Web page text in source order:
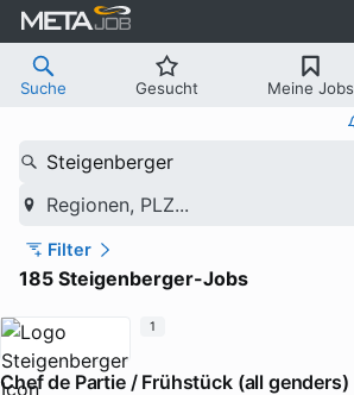
Suche Gesucht Meine Jobs
Steigenberger
Regionen, PLZ...
Filter
185 Steigenberger-Jobs
Chef de Partie / Frühstück (all genders)
1